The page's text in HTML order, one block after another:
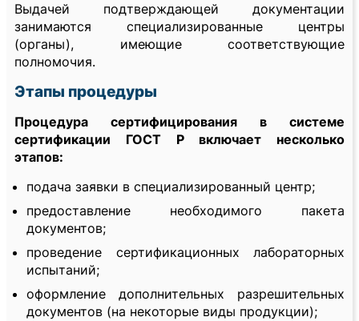
Выдачей подтверждающей документации
занимаются специализированные центры
(органы), имеющие соответствующие
полномочия.
Этапы процедуры
Процедура сертифицирования в системе
сертификации ГОСТ Р включает несколько
этапов:
подача заявки в специализированный центр;
предоставление необходимого пакета
документов;
проведение сертификационных лабораторных
испытаний;
оформление дополнительных разрешительных
документов (на некоторые виды продукции);